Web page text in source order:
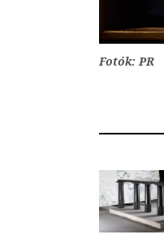
Fotók: PR